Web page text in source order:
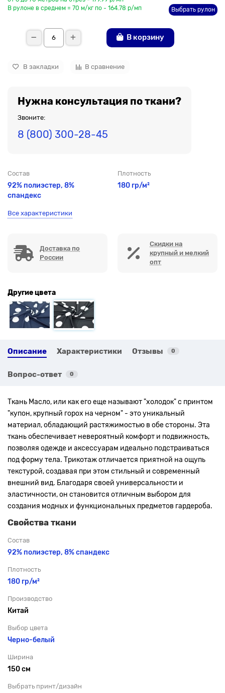
В рулоне в среднем = 70 м/кг по - 164.78 р/мп
Выбрать рулон
В корзину
В закладки В сравнение
Нужна консультация по ткани?
Звоните:
8 (800) 300-28-45
Состав
92% полиэстер, 8%
спандекс
Плотность
180 гр/м²
Все характеристики
Доставка по
России
Скидки на
крупный и мелкий
опт
Другие цвета
Описание Характеристики Отзывы 0
Вопрос-ответ 0
Ткань Масло, или как его еще называют "холодок" с принтом
"купон, крупный горох на черном" - это уникальный
материал, обладающий растяжимостью в обе стороны. Эта
ткань обеспечивает невероятный комфорт и подвижность,
позволяя одежде и аксессуарам идеально подстраиваться
под форму тела. Трикотаж отличается приятной на ощупь
текстурой, создавая при этом стильный и современный
внешний вид. Благодаря своей универсальности и
эластичности, он становится отличным выбором для
создания модных и функциональных предметов гардероба.
Свойства ткани
Состав
92% полиэстер, 8% спандекс
Плотность
180 гр/м²
Производство
Китай
Выбор цвета
Черно-белый
Ширина
150 см
Выбрать принт/дизайн